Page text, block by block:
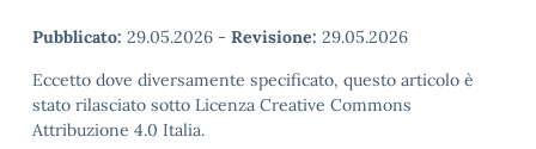
Pubblicato: 29.05.2026 - Revisione: 29.05.2026
Eccetto dove diversamente specificato, questo articolo è
stato rilasciato sotto Licenza Creative Commons
Attribuzione 4.0 Italia.